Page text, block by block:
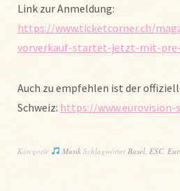
Link zur Anmeldung:
https://www.ticketcorner.ch/
vorverkauf-startet-jetzt-mit-
Auch zu empfehlen ist der
Schweiz: https://www.eurovision-
Kategorie Musik Schlagwörter Basel, ESC,